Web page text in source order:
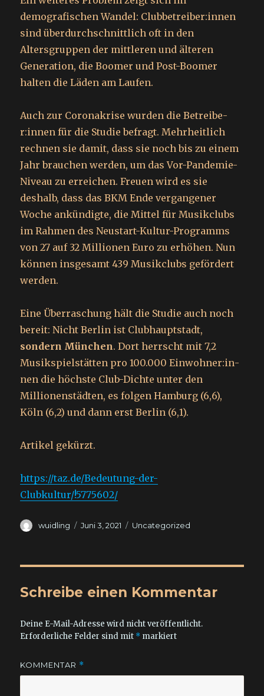
demografischen Wandel: Club­be­trei­be­r:in­nen
sind überdurchschnittlich oft in den
Altersgruppen der mittleren und älteren
Generation, die Boomer und Post-Boomer
halten die Läden am Laufen.
Auch zur Coronakrise wurden die Be­trei­be­
r:in­nen für die Studie befragt. Mehrheitlich
rechnen sie damit, dass sie noch bis zu einem
Jahr brauchen werden, um das Vor-Pandemie-
Niveau zu erreichen. Freuen wird es sie
deshalb, dass das BKM Ende vergangener
Woche ankündigte, die Mittel für Musikclubs
im Rahmen des Neustart-Kultur-Programms
von 27 auf 32 Millionen Euro zu erhöhen. Nun
können insgesamt 439 Musikclubs gefördert
werden.
Eine Überraschung hält die Studie auch noch
bereit: Nicht Berlin ist Clubhauptstadt,
sondern München. Dort herrscht mit 7,2
Musikspielstätten pro 100.000 Ein­woh­ne­r:in­
nen die höchste Club-Dichte unter den
Millionenstädten, es folgen Hamburg (6,6),
Köln (6,2) und dann erst Berlin (6,1).
Artikel gekürzt.
https://taz.de/Bedeutung-der-
Clubkultur/!5775602/
Autor
wuidling
Veröffentlicht
Juni 3, 2021 Kategorien
Uncategorized
Schreibe einen Kommentar
Deine E-Mail-Adresse wird nicht veröffentlicht.
Erforderliche Felder sind mit * markiert
KOMMENTAR *